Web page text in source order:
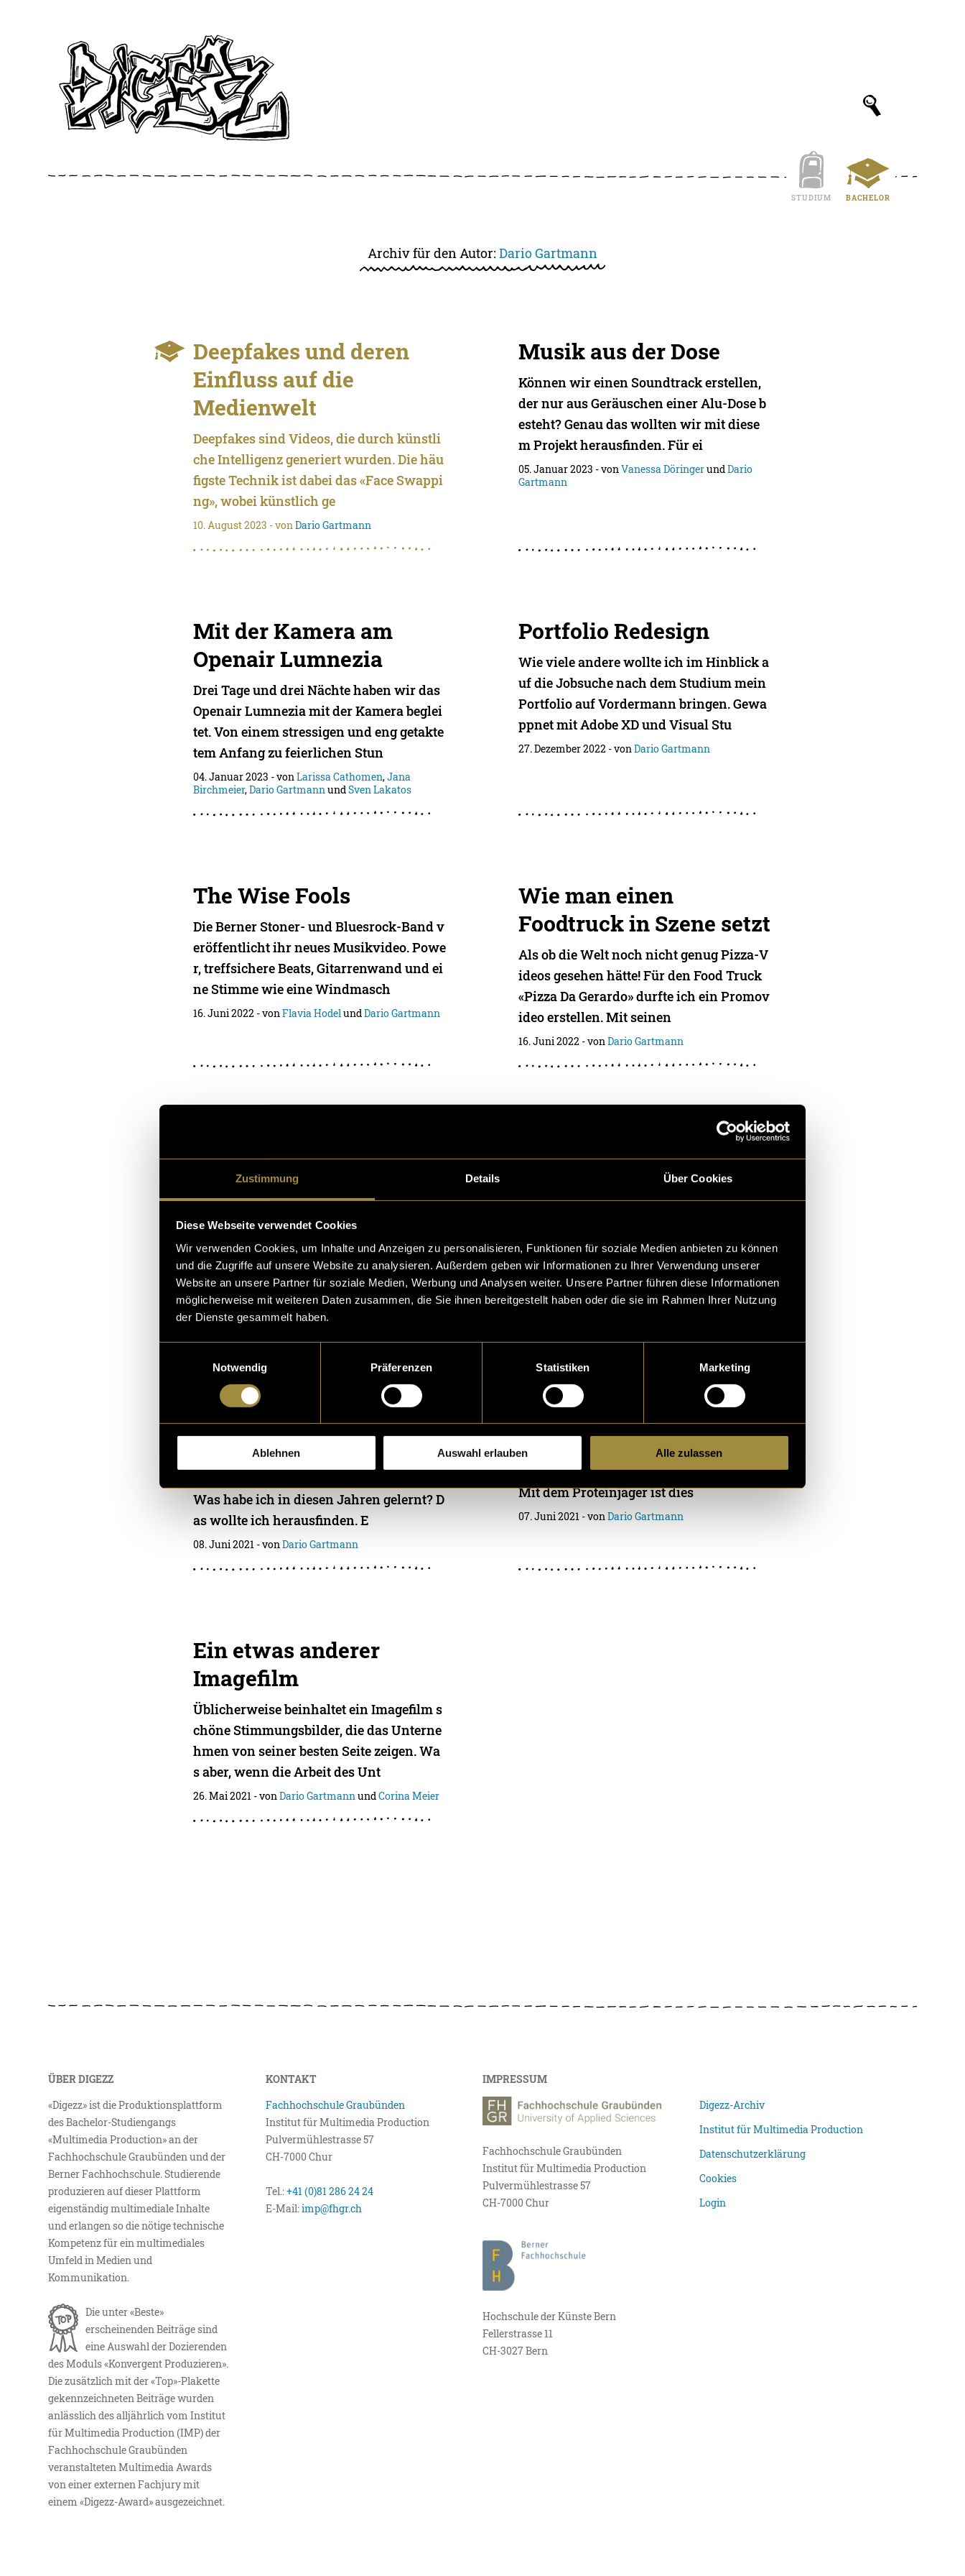
Zustimmung Details Über Cookies
Diese Webseite verwendet Cookies
Wir verwenden Cookies, um Inhalte und Anzeigen zu personalisieren, Funktionen für soziale Medien anbieten zu können
und die Zugriffe auf unsere Website zu analysieren. Außerdem geben wir Informationen zu Ihrer Verwendung unserer
Website an unsere Partner für soziale Medien, Werbung und Analysen weiter. Unsere Partner führen diese Informationen
möglicherweise mit weiteren Daten zusammen, die Sie ihnen bereitgestellt haben oder die sie im Rahmen Ihrer Nutzung
der Dienste gesammelt haben.
Notwendig
Präferenzen Statistiken Marketing
Ablehnen Auswahl erlauben Alle zulassen
STUDIUM BACHELOR
Archiv für den Autor: Dario Gartmann
Deepfakes und deren
Einfluss auf die
Medienwelt
Deepfakes sind Videos, die durch künstli
che Intelligenz generiert wurden. Die häu
figste Technik ist dabei das «Face Swappi
ng», wobei künstlich ge
10. August 2023 - vonDario Gartmann
Musik aus der Dose
Können wir einen Soundtrack erstellen,
der nur aus Geräuschen einer Alu-Dose b
esteht? Genau das wollten wir mit diese
m Projekt herausfinden. Für ei
05. Januar 2023 - vonVanessa DöringerundDario
Gartmann
Mit der Kamera am
Openair Lumnezia
Drei Tage und drei Nächte haben wir das
Openair Lumnezia mit der Kamera beglei
tet. Von einem stressigen und eng getakte
tem Anfang zu feierlichen Stun
04. Januar 2023 - vonLarissa Cathomen,Jana
Birchmeier,Dario GartmannundSven Lakatos
Portfolio Redesign
Wie viele andere wollte ich im Hinblick a
uf die Jobsuche nach dem Studium mein
Portfolio auf Vordermann bringen. Gewa
ppnet mit Adobe XD und Visual Stu
27. Dezember 2022 - vonDario Gartmann
The Wise Fools
Die Berner Stoner- und Bluesrock-Band v
eröffentlicht ihr neues Musikvideo. Powe
r, treffsichere Beats, Gitarrenwand und ei
ne Stimme wie eine Windmasch
16. Juni 2022- vonFlavia HodelundDario Gartmann
Wie man einen
Foodtruck in Szene setzt
Als ob die Welt noch nicht genug Pizza-V
ideos gesehen hätte! Für den Food Truck
«Pizza Da Gerardo» durfte ich ein Promov
ideo erstellen. Mit seinen
16. Juni 2022 - vonDario Gartmann
dem Keller
Während den Weihnachtsferien hatte ic
h zwischen den Abgaben etwas Zeit. Also
bastelte ich mir in unserem kleinen WG-
Keller ein kleines Videostudio zu
06. Januar 2022- von Dario Gartmann
Madeira – ein digitales
Madeira ist eine kleine Insel im atlantisc
nd den Semesterferien verbrachte ich ein
e Woche auf dieser Insel u
20. Dezember 2021 - von Dario Gartmann
Just Another Food
Montage
Vor vier Jahren produzierte ich mit eine
Was habe ich in diesen Jahren gelernt? D
as wollte ich herausfinden. E
08. Juni 2021- vonDario Gartmann
Landjäger für Sportler
Herkömmliche Proteinriegel haben meist
eine sehr eigenartige Konsistenz und hab
en es geschmacklich nicht sehr in sich.
Mit dem Proteinjäger ist dies
07. Juni 2021 - vonDario Gartmann
Ein etwas anderer
Imagefilm
Üblicherweise beinhaltet ein Imagefilm s
chöne Stimmungsbilder, die das Unterne
hmen von seiner besten Seite zeigen. Wa
s aber, wenn die Arbeit des Unt
26. Mai 2021- vonDario GartmannundCorina Meier
ÜBER DIGEZZ
«Digezz» ist die Produktionsplattform
des Bachelor-Studiengangs
«Multimedia Production» an der
Fachhochschule Graubünden und der
Berner Fachhochschule. Studierende
produzieren auf dieser Plattform
eigenständig multimediale Inhalte
und erlangen so die nötige technische
Kompetenz für ein multimediales
Umfeld in Medien und
Kommunikation.
Die unter «Beste»
erscheinenden Beiträge sind
eine Auswahl der Dozierenden
des Moduls «Konvergent Produzieren».
Die zusätzlich mit der «Top»-Plakette
gekennzeichneten Beiträge wurden
anlässlich des alljährlich vom Institut
für Multimedia Production (IMP) der
Fachhochschule Graubünden
veranstalteten Multimedia Awards
von einer externen Fachjury mit
einem «Digezz-Award» ausgezeichnet.
KONTAKT
Fachhochschule Graubünden
Institut für Multimedia Production
Pulvermühlestrasse 57
CH-7000 Chur
Tel.:+41 (0)81 286 24 24
E-Mail:imp@fhgr.ch
IMPRESSUM
Fachhochschule Graubünden
Institut für Multimedia Production
Pulvermühlestrasse 57
CH-7000 Chur
Hochschule der Künste Bern
Fellerstrasse 11
CH-3027 Bern
Digezz-Archiv
Institut für Multimedia Production
Datenschutzerklärung
Cookies
Login